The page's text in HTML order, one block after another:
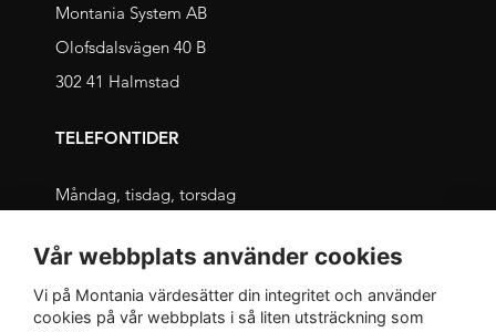
Montania System AB
Olofsdalsvägen 40 B
302 41 Halmstad
TELEFONTIDER
Måndag, tisdag, torsdag
Onsdag, fredag
09.00 – 12.00 och 13.00 – 16.00
Vår webbplats använder cookies
Vi på Montania värdesätter din integritet och använder
cookies på vår webbplats i så liten utsträckning som